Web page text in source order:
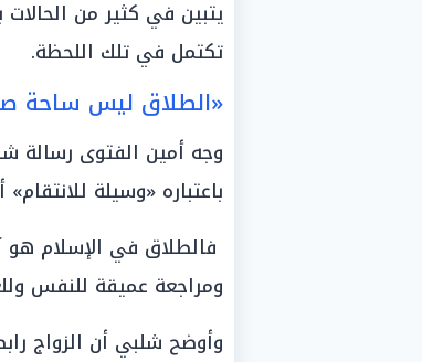
يتبين في كثير من
تكتمل في تلك اللحظة.
«الطلاق ليس ساحة
وجه أمين الفتوى رسالة
باعتباره «وسيلة للانتقام»
فالطلاق في الإسلام هو
ومراجعة عميقة للنفس
وأوضح شلبي أن الزواج